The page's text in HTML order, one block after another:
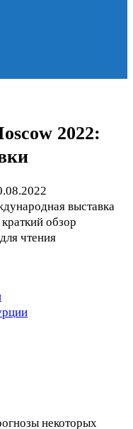
2022:
выставка
обзор
чтения
некоторых